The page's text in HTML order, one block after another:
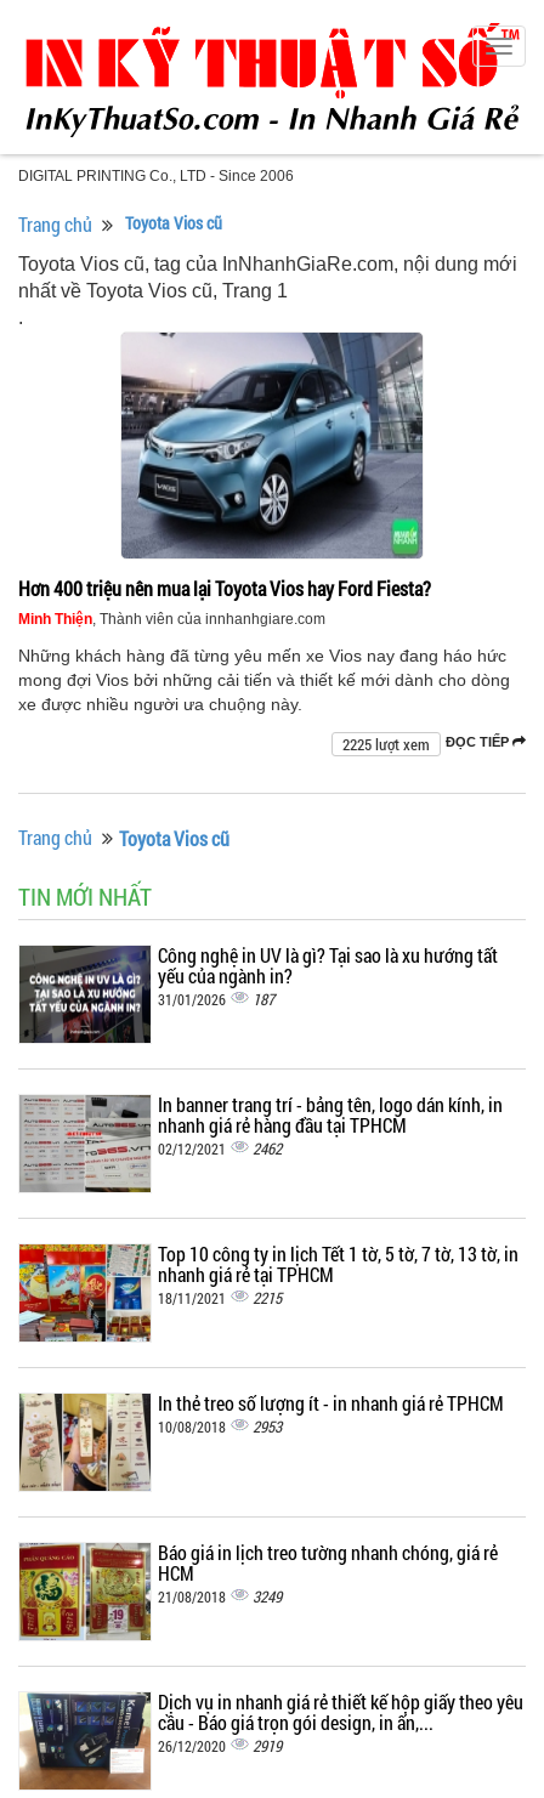
DIGITAL PRINTING Co., LTD - Since 2006
Trang chủ Toyota Vios cũ
Toyota Vios cũ, tag của InNhanhGiaRe.com, nội dung mới
nhất về Toyota Vios cũ, Trang 1
.
Hơn 400 triệu nên mua lại Toyota Vios hay Ford Fiesta?
Minh Thiện, Thành viên của innhanhgiare.com
Những khách hàng đã từng yêu mến xe Vios nay đang háo hức
mong đợi Vios bởi những cải tiến và thiết kế mới dành cho dòng
xe được nhiều người ưa chuộng này.
ĐỌC TIẾP
2225 lượt xem
Trang chủ Toyota Vios cũ
TIN MỚI NHẤT
Công nghệ in UV là gì? Tại sao là xu hướng tất
yếu của ngành in?
31/01/2026 187
In banner trang trí - bảng tên, logo dán kính, in
nhanh giá rẻ hàng đầu tại TPHCM
02/12/2021 2462
Top 10 công ty in lịch Tết 1 tờ, 5 tờ, 7 tờ, 13 tờ, in
nhanh giá rẻ tại TPHCM
18/11/2021 2215
In thẻ treo số lượng ít - in nhanh giá rẻ TPHCM
10/08/2018 2953
Báo giá in lịch treo tường nhanh chóng, giá rẻ
HCM
21/08/2018 3249
Dịch vụ in nhanh giá rẻ thiết kế hộp giấy theo yêu
cầu - Báo giá trọn gói design, in ấn,...
26/12/2020 2919